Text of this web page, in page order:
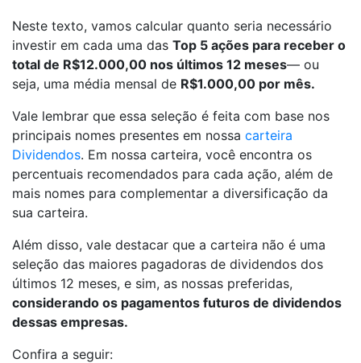
Neste texto, vamos calcular quanto seria necessário
investir em cada uma das Top 5 ações para receber o
total de R$12.000,00 nos últimos 12 meses— ou
seja, uma média mensal de R$1.000,00 por mês.
Vale lembrar que essa seleção é feita com base nos
principais nomes presentes em nossa carteira
Dividendos. Em nossa carteira, você encontra os
percentuais recomendados para cada ação, além de
mais nomes para complementar a diversificação da
sua carteira.
Além disso, vale destacar que a carteira não é uma
seleção das maiores pagadoras de dividendos dos
últimos 12 meses, e sim, as nossas preferidas,
considerando os pagamentos futuros de dividendos
dessas empresas.
Confira a seguir: